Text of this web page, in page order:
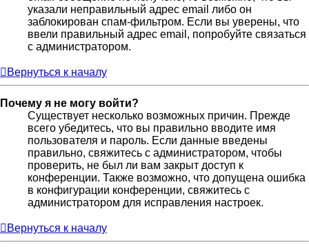
указали неправильный адрес email либо он
заблокирован спам-фильтром. Если вы уверены, что
ввели правильный адрес email, попробуйте связаться
с администратором.
Вернуться к началу
Почему я не могу войти?
Существует несколько возможных причин. Прежде
всего убедитесь, что вы правильно вводите имя
пользователя и пароль. Если данные введены
правильно, свяжитесь с администратором, чтобы
проверить, не был ли вам закрыт доступ к
конференции. Также возможно, что допущена ошибка
в конфигурации конференции, свяжитесь с
администратором для исправления настроек.
Вернуться к началу